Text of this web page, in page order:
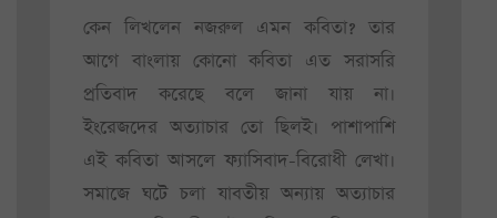
কেন লিখলেন নজরুল এমন কবিতা? তার
আগে বাংলায় কোনো কবিতা এত সরাসরি
প্রতিবাদ করেছে বলে জানা যায় না।
ইংরেজদের অত্যাচার তো ছিলই। পাশাপাশি
এই কবিতা আসলে ফ্যাসিবাদ-বিরোধী লেখা।
সমাজে ঘটে চলা যাবতীয় অন্যায় অত্যাচার